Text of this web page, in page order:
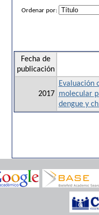
Ordenar por:
Fecha de
publicación
2017
Evaluación
molecular
dengue y